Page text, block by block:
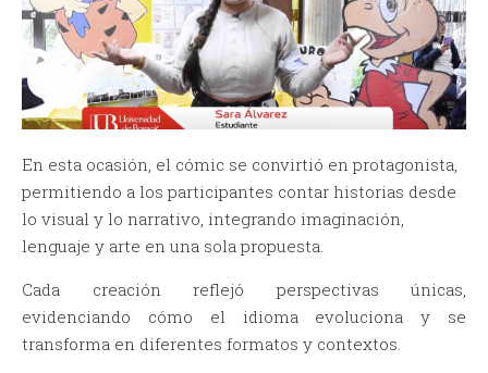
En esta ocasión, el cómic se convirtió en protagonista,
permitiendo a los participantes contar historias desde
lo visual y lo narrativo, integrando imaginación,
lenguaje y arte en una sola propuesta.
Cada creación reflejó perspectivas únicas,
evidenciando cómo el idioma evoluciona y se
transforma en diferentes formatos y contextos.